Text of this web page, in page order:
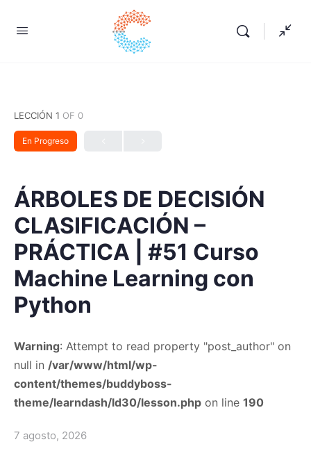
LECCIÓN 1 OF 0
En Progreso
ÁRBOLES DE DECISIÓN
CLASIFICACIÓN –
PRÁCTICA | #51 Curso
Machine Learning con
Python
Warning: Attempt to read property "post_author" on
null in /var/www/html/wp-
content/themes/buddyboss-
theme/learndash/ld30/lesson.php on line 190
7 agosto, 2026